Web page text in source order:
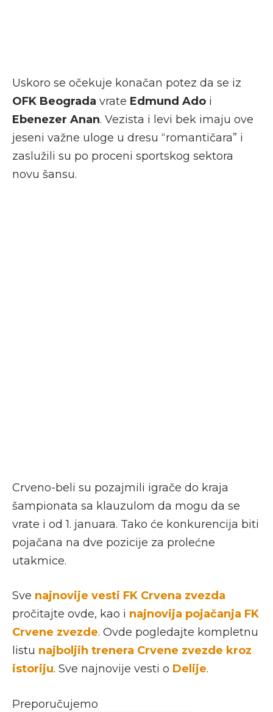
Uskoro se očekuje konačan potez da se iz
OFK Beograda vrate Edmund Ado i
Ebenezer Anan. Vezista i levi bek imaju ove
jeseni važne uloge u dresu “romantičara” i
zaslužili su po proceni sportskog sektora
novu šansu.
Crveno-beli su pozajmili igrače do kraja
šampionata sa klauzulom da mogu da se
vrate i od 1. januara. Tako će konkurencija biti
pojačana na dve pozicije za prolećne
utakmice.
Sve najnovije vesti FK Crvena zvezda
pročitajte ovde, kao i najnovija pojačanja FK
Crvene zvezde. Ovde pogledajte kompletnu
listu najboljih trenera Crvene zvezde kroz
istoriju. Sve najnovije vesti o Delije.
Preporučujemo